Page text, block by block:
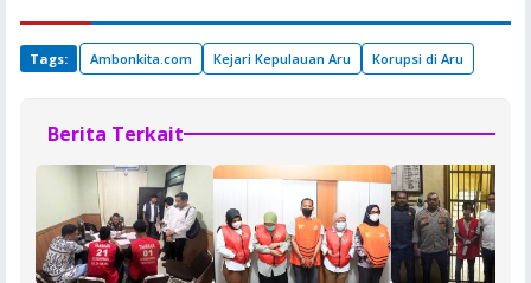
Tags: Ambonkita.com Kejari Kepulauan Aru Korupsi di Aru
Berita Terkait